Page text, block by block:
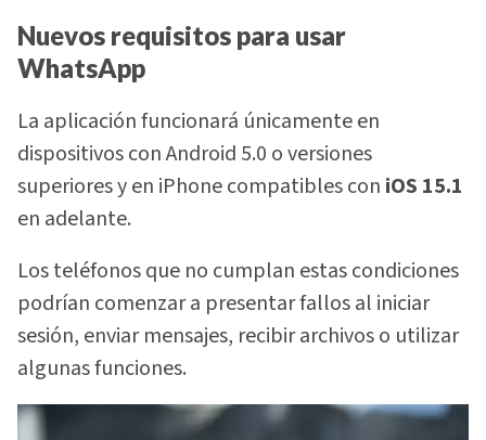
Nuevos requisitos para usar
WhatsApp
La aplicación funcionará únicamente en
dispositivos con Android 5.0 o versiones
superiores y en iPhone compatibles con iOS 15.1
en adelante.
Los teléfonos que no cumplan estas condiciones
podrían comenzar a presentar fallos al iniciar
sesión, enviar mensajes, recibir archivos o utilizar
algunas funciones.